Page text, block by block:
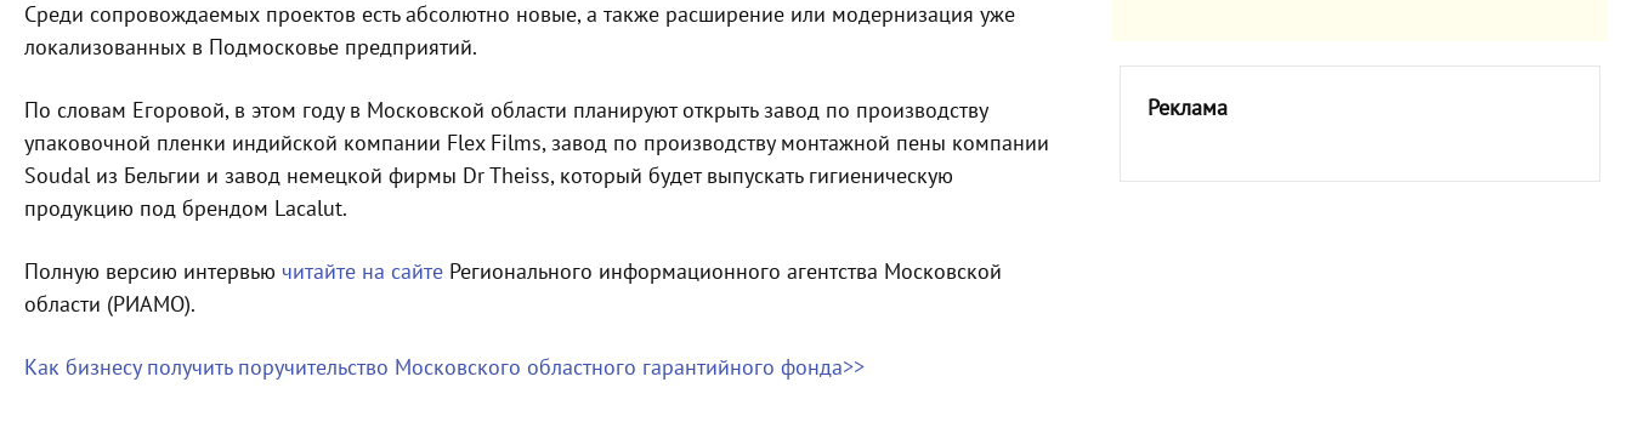
Среди сопровождаемых проектов есть абсолютно новые, а также расширение или модернизация уже
локализованных в Подмосковье предприятий.
По словам Егоровой, в этом году в Московской области планируют открыть завод по производству
упаковочной пленки индийской компании Flex Films, завод по производству монтажной пены компании
Soudal из Бельгии и завод немецкой фирмы Dr Theiss, который будет выпускать гигиеническую
продукцию под брендом Lacalut.
Полную версию интервью читайте на сайте Регионального информационного агентства Московской
области (РИАМО).
Как бизнесу получить поручительство Московского областного гарантийного фонда>>
Реклама